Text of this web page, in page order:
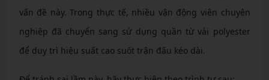
vấn đề này. Trong thực tế, nhiều vận động viên chuyên
nghiệp đã chuyển sang sử dụng quần từ vải polyester
để duy trì hiệu suất cao suốt trận đấu kéo dài.